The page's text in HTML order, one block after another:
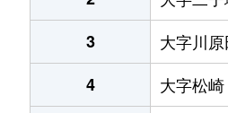
3
大字川原
4
大字松崎